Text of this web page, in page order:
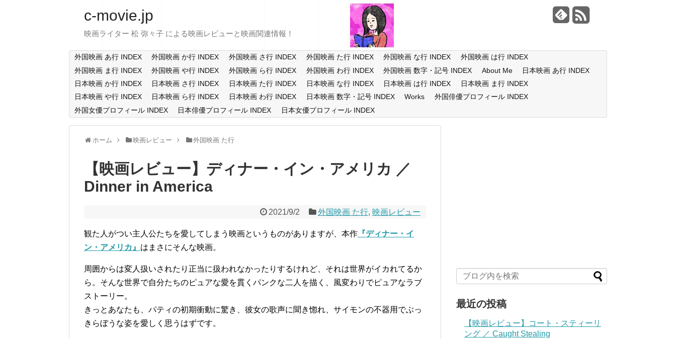
c-movie.jp
映画ライター 松 弥々子 による映画レビューと映画関連情報！
外国映画 あ行 INDEX 外国映画 か行 INDEX 外国映画 さ行 INDEX 外国映画 た行 INDEX 外国映画 な行 INDEX
外国映画 は行 INDEX
外国映画 ま行 INDEX
外国映画 や行 INDEX 外国映画 ら行 INDEX 外国映画 わ行 INDEX 外国映画 数字・記号 INDEX About Me
日本映画 あ行 INDEX
日本映画 か行 INDEX
日本映画 さ行 INDEX 日本映画 た行 INDEX 日本映画 な行 INDEX 日本映画 は行 INDEX
日本映画 ま行 INDEX
日本映画 や行 INDEX
日本映画 ら行 INDEX 日本映画 わ行 INDEX 日本映画 数字・記号 INDEX Works
外国俳優プロフィール INDEX
外国女優プロフィール INDEX
日本俳優プロフィール INDEX 日本女優プロフィール INDEX
ホーム 映画レビュー 外国映画 た行
【映画レビュー】ディナー・イン・アメリカ ／
Dinner in America
2021/9/2 外国映画 た行, 映画レビュー
観た人がつい主人公たちを愛してしまう映画というものがありますが、本作 『ディナー・イ
ン・アメリカ』 はまさにそんな映画。
周囲からは変人扱いされたり正当に扱われなかったりするけれど、それは世界がイカれてるか
ら。そんな世界で自分たちのピュアな愛を貫くパンクな二人を描く、風変わりでピュアなラブ
ストーリー。
きっとあなたも、パティの初期衝動に驚き、彼女の歌声に聞き惚れ、サイモンの不器用でぶっ
きらぼうな姿を愛しく思うはずです。
最近の投稿
【映画レビュー】コート・スティーリ
ング ／ Caught Stealing